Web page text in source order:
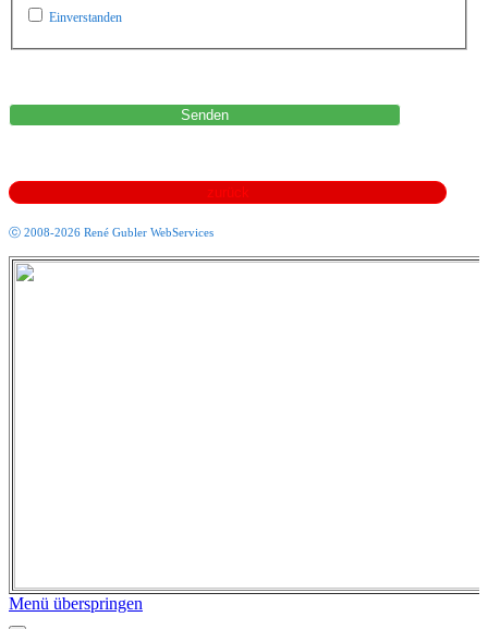
Einverstanden
ⓒ 2008-2026 René Gubler WebServices
Menü überspringen